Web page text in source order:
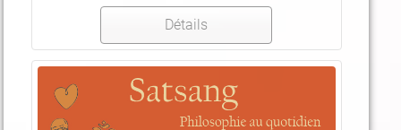
Détails